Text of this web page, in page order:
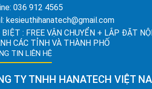
036 912 4565
kesieuthihanatech@gmail.com
: FREE VẬN CHUYỂN + LẮP ĐẶT
CÁC TỈNH VÀ THÀNH PHỐ
TIN LIÊN HỆ
TY TNHH HANATECH VIỆT